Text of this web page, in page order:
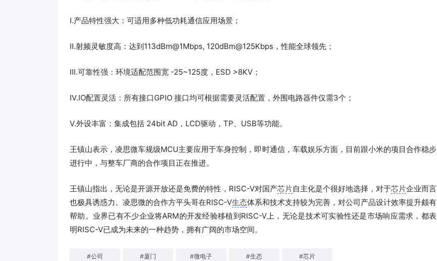
Ⅰ.产品特性强大：可适用多种低功耗通信应用场景；
Ⅱ.射频灵敏度高：达到113dBm@1Mbps, 120dBm@125Kbps，性能全球领先；
Ⅲ.可靠性强：环境适配范围宽 -25~125度，ESD >8KV；
Ⅳ.IO配置灵活：所有接口GPIO 接口均可根据需要灵活配置，外围电路器件仅需3个；
Ⅴ.外设丰富：集成包括 24bit AD，LCD驱动，TP、USB等功能。
王镇山表示，凌思微车规级MCU主要应用于车身控制，即时通信，车载娱乐方面，目前跟小米的项目合作稳步
进行中，与整车厂商的合作项目正在推进。
王镇山指出，无论是开源开放还是免费的特性，RISC-V对国产芯片自主化是个很好地选择，对于芯片企业而言
也极具诱惑力。凌思微的合作方平头哥在RISC-V生态体系和技术支持较为完善，对公司产品设计效率提升颇有
帮助。业界已有不少企业将ARM的开发经验移植到RISC-V上，无论是技术可实验性还是市场响应需求，都表
明RISC-V已成为未来的一种趋势，拥有广阔的市场空间。
#公司 #厦门 #微电子 #生态 #芯片